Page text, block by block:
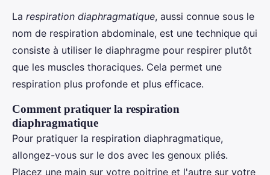
La respiration diaphragmatique, aussi connue sous le
nom de respiration abdominale, est une technique qui
consiste à utiliser le diaphragme pour respirer plutôt
que les muscles thoraciques. Cela permet une
respiration plus profonde et plus efficace.
Comment pratiquer la respiration
diaphragmatique
Pour pratiquer la respiration diaphragmatique,
allongez-vous sur le dos avec les genoux pliés.
Placez une main sur votre poitrine et l'autre sur votre